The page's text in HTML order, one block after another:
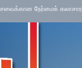
கலாசாரம் தேசிய